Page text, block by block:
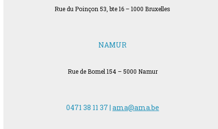
Rue du Poinçon 53, bte 16 – 1000 Bruxelles
NAMUR
Rue de Bomel 154 – 5000 Namur
0471 38 11 37 | ama@ama.be